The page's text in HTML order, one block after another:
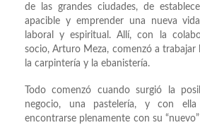
de las grandes ciudades, de
apacible y emprender una nueva
laboral y espiritual. Allí, con la
socio, Arturo Meza, comenzó a trabajar
la carpintería y la ebanistería.
Todo comenzó cuando surgió la
negocio, una pastelería, y con
encontrarse plenamente con su